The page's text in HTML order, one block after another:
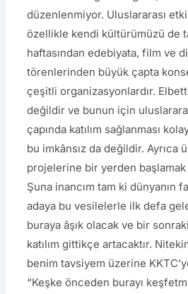
düzenlenmiyor. Uluslararası
özellikle kendi kültürümüzü de
haftasından edebiyata, film ve
törenlerinden büyük çapta
çeşitli organizasyonlardır.
değildir ve bunun için
çapında katılım sağlanması
bu imkânsız da değildir. Ayrıca
projelerine bir yerden
Şuna inancım tam ki dünyanın
adaya bu vesilelerle ilk defa
buraya âşık olacak ve bir
katılım gittikçe artacaktır.
benim tavsiyem üzerine
“Keşke önceden burayı